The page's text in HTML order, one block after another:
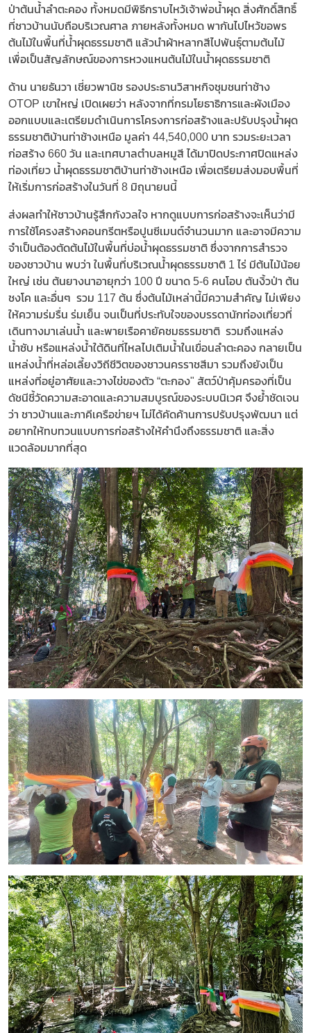
ป่าต้นน้ำลำตะคอง ทั้งหมดมีพิธีกราบไหว้เจ้าพ่อน้ำผุด สิ่งศักดิ์สิทธิ์
ที่ชาวบ้านนับถือบริเวณศาล ภายหลังทั้งหมด พากันไปไหว้ขอพร
ต้นไม้ในพื้นที่น้ำผุดธรรมชาติ แล้วนำผ้าหลากสีไปพันธุ์ตามต้นไม้
เพื่อเป็นสัญลักษณ์ของการหวงแหนต้นไม้ในน้ำผุดธรรมชาติ
ด้าน นายธันวา เชี่ยวพานิช รองประธานวิสาหกิจชุมชนท่าช้าง
OTOP เขาใหญ่ เปิดเผยว่า หลังจากที่กรมโยธาธิการและผังเมือง
ออกแบบและเตรียมดำเนินการโครงการก่อสร้างและปรับปรุงน้ำผุด
ธรรมชาติบ้านท่าช้างเหนือ มูลค่า 44,540,000 บาท รวมระยะเวลา
ก่อสร้าง 660 วัน และเทศบาลตำบลหมูสี ได้มาปิดประกาศปิดแหล่ง
ท่องเที่ยว น้ำผุดธรรมชาติบ้านท่าช้างเหนือ เพื่อเตรียมส่งมอบพื้นที่
ให้เริ่มการก่อสร้างในวันที่ 8 มิถุนายนนี้
ส่งผลทำให้ชาวบ้านรู้สึกกังวลใจ หากดูแบบการก่อสร้างจะเห็นว่ามี
การใช้โครงสร้างคอนกรีตหรือปูนซีเมนต์จำนวนมาก และอาจมีความ
จำเป็นต้องตัดต้นไม้ในพื้นที่บ่อน้ำผุดธรรมชาติ ซึ่งจากการสำรวจ
ของชาวบ้าน พบว่า ในพื้นที่บริเวณน้ำผุดธรรมชาติ 1 ไร่ มีต้นไม้น้อย
ใหญ่ เช่น ต้นยางนาอายุกว่า 100 ปี ขนาด 5-6 คนโอบ ตันงิ้วป่า ต้น
ชงโค และอื่นๆ รวม 117 ต้น ซึ่งต้นไม้เหล่านี้มีความสำคัญ ไม่เพียง
ให้ความร่มรื่น ร่มเย็น จนเป็นที่ประทับใจของบรรดานักท่องเที่ยวที่
เดินทางมาเล่นน้ำ และพายเรือคายัคชมธรรมชาติ รวมถึงแหล่ง
น้ำซับ หรือแหล่งน้ำใต้ดินที่ไหลไปเติมน้ำในเขื่อนลำตะคอง กลายเป็น
แหล่งน้ำที่หล่อเลี้ยงวิถีชีวิตของชาวนครราชสีมา รวมถึงยังเป็น
แหล่งที่อยู่อาศัยและวางไข่ของตัว “ตะกอง" สัตว์ป่าคุ้มครองที่เป็น
ดัชนีชี้วัดความสะอาดและความสมบูรณ์ของระบบนิเวศ จึงย้ำชัดเจน
ว่า ชาวบ้านและภาคีเครือข่ายฯ ไม่ได้คัดค้านการปรับปรุงพัฒนา แต่
อยากให้ทบทวนแบบการก่อสร้างให้คำนึงถึงธรรมชาติ และสิ่ง
แวดล้อมมากที่สุด